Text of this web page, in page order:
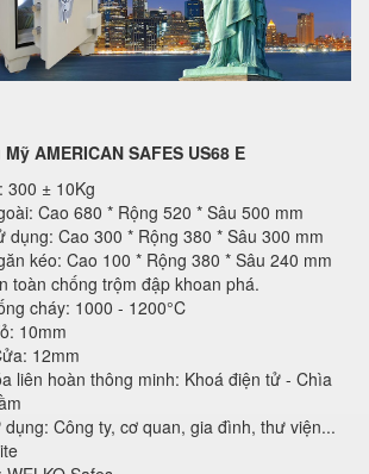
AMERICAN SAFES US68 E
300 ± 10Kg
Cao 680 * Rộng 520 * Sâu 500 mm
dụng: Cao 300 * Rộng 380 * Sâu 300 mm
kéo: Cao 100 * Rộng 380 * Sâu 240 mm
toàn chống trộm đập khoan phá.
cháy: 1000 - 1200°C
10mm
12mm
liên hoàn thông minh: Khoá điện tử - Chìa
Công ty, cơ quan, gia đình, thư viện...